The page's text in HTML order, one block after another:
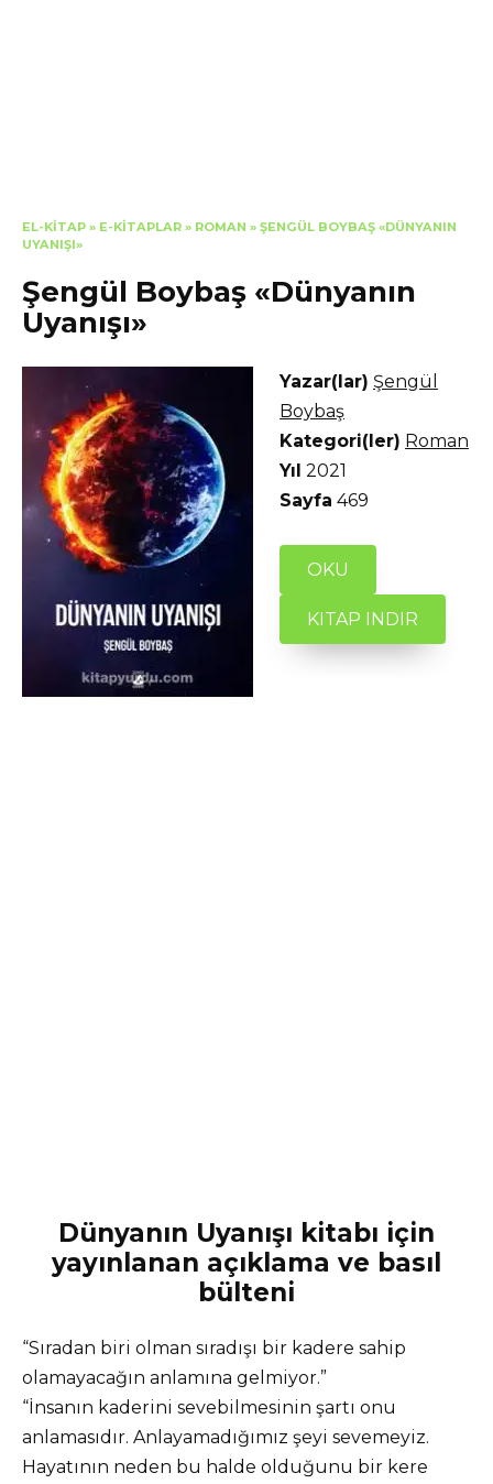
EL-KITAP » E-KITAPLAR » ROMAN » ŞENGÜL BOYBAŞ «DÜNYANIN
UYANIŞI»
Şengül Boybaş «Dünyanın
Uyanışı»
Yazar(lar) Şengül
Boybaş
Kategori(ler) Roman
Yıl 2021
Sayfa 469
OKU
KITAP INDIR
Dünyanın Uyanışı kitabı için
yayınlanan açıklama ve basıl
bülteni
“Sıradan biri olman sıradışı bir kadere sahip
olamayacağın anlamına gelmiyor.”
“İnsanın kaderini sevebilmesinin şartı onu
anlamasıdır. Anlayamadığımız şeyi sevemeyiz.
Hayatının neden bu halde olduğunu bir kere